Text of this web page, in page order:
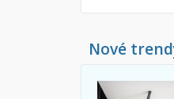
Nové